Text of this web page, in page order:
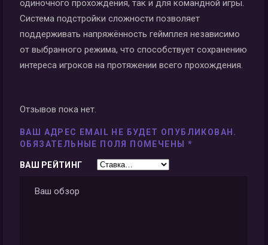
одиночного прохождения, так и для командной игры.
Система подстройки сложности позволяет
поддерживать напряжённость геймплея независимо
от выбранного режима, что способствует сохранению
интереса игроков на протяжении всего прохождения.
Отзывов пока нет.
ВАШ АДРЕС EMAIL НЕ БУДЕТ ОПУБЛИКОВАН.
ОБЯЗАТЕЛЬНЫЕ ПОЛЯ ПОМЕЧЕНЫ *
ВАШ РЕЙТИНГ